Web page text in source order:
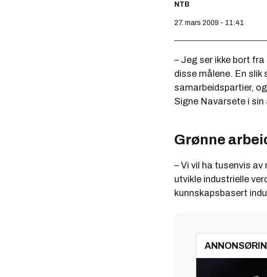
NTB
27. mars 2009 - 11:41
– Jeg ser ikke bort
disse målene. En
samarbeidspartier,
Signe Navarsete i
Grønne
– Vi vil ha tusenvis av
utvikle industrielle
kunnskapsbasert